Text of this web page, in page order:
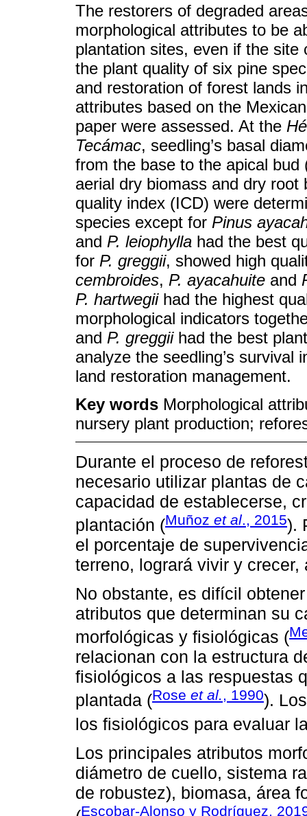
The restorers of degraded
morphological attributes to be
plantation sites, even if the
the plant quality of six pine
and restoration of forest lands
attributes based on the
paper were assessed. At the
Tecámac, seedling’s basal
from the base to the apical
aerial dry biomass and dry
quality index (ICD) were
species except for Pinus
and P. leiophylla had the best
for P. greggii, showed high
cembroides, P. ayacahuite and
P. hartwegiihad the highest
morphological indicators
and P. greggiihad the best
analyze the seedling’s survival
land restoration management.
Key words Morphological
nursery plant production;
Durante el proceso de
necesario utilizar plantas de
capacidad de establecerse,
plantación (Muñoz et al ., 2015).
el porcentaje de
terreno, logrará vivir y
No obstante, es difícil
atributos que determinan su
morfológicas y fisiológicas (
relacionan con la estructura
fisiológicos a las respuestas
plantada (Rose et al., 1990).
los fisiológicos para evaluar
Los principales atributos
diámetro de cuello, sistema
de robustez), biomasa, área
Escobar-Alonso y Rodríguez,